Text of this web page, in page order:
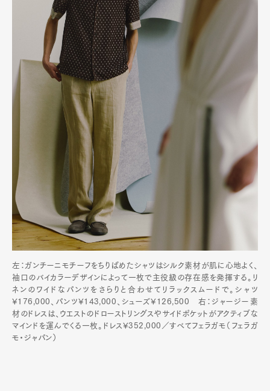
左：ガンチーニモチーフをちりばめたシャツはシルク素材が肌に心地よく、
袖口のバイカラーデザインによって一枚で主役級の存在感を発揮する。リ
ネンのワイドなパンツをさらりと合わせてリラックスムードで。シャツ
¥176,000、パンツ¥143,000、シューズ¥126,500 右：ジャージー素
材のドレスは、ウエストのドローストリングスやサイドポケットがアクティブな
マインドを運んでくる一枚。ドレス¥352,000／すべてフェラガモ（フェラガ
モ・ジャパン）